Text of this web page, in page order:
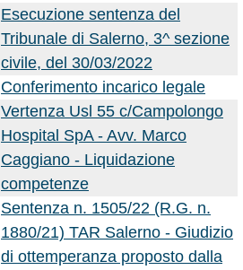
Esecuzione sentenza del
Tribunale di Salerno, 3^ sezione
civile, del 30/03/2022
Conferimento incarico legale
Vertenza Usl 55 c/Campolongo
Hospital SpA - Avv. Marco
Caggiano - Liquidazione
competenze
Sentenza n. 1505/22 (R.G. n.
1880/21) TAR Salerno - Giudizio
di ottemperanza proposto dalla